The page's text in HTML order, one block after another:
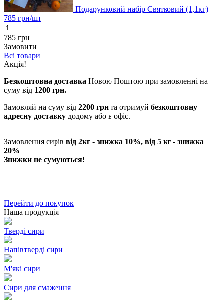
Подарунковий набір Святковий (1,1кг)
785 грн/шт
785 грн
Замовити
Всі товари
Акція!
Безкоштовна доставка Новою Поштою при замовленні на
суму від 1200 грн.
Замовляй на суму від 2200 грн та отримуй безкоштовну
адресну доставку додому або в офіс.
Замовлення сирів від 2кг - знижка 10%, від 5 кг - знижка
20%
Знижки не сумуються!
Перейти до покупок
Наша продукція
Тверді сири
Напівтверді сири
М'які сири
Сири для смаження